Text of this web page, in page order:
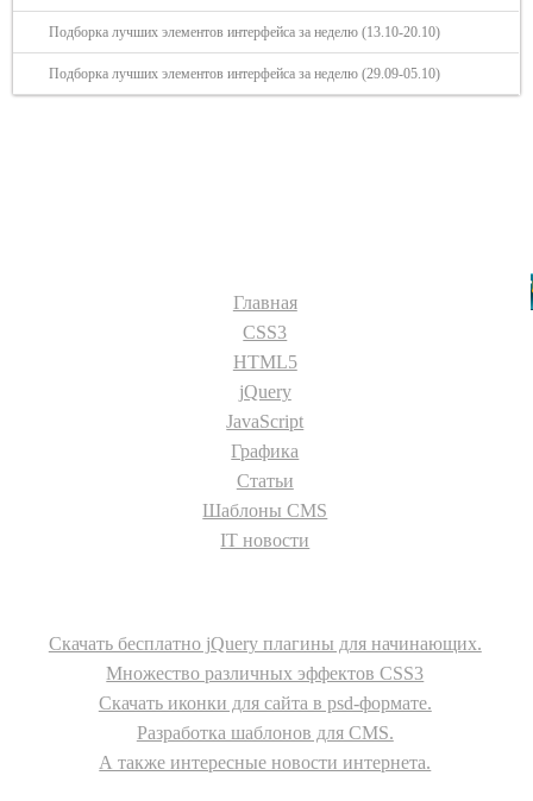
Подборка лучших элементов интерфейса за неделю (13.10-20.10)
Подборка лучших элементов интерфейса за неделю (29.09-05.10)
Главная
CSS3
HTML5
jQuery
JavaScript
Графика
Статьи
Шаблоны CMS
IT новости
Скачать бесплатно jQuery плагины для начинающих.
Множество различных эффектов CSS3
Скачать иконки для сайта в psd-формате.
Разработка шаблонов для CMS.
А также интересные новости интернета.